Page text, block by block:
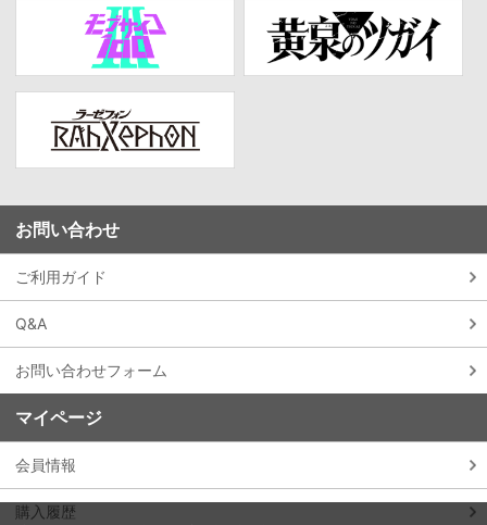
お問い合わせ
ご利用ガイド
Q&A
お問い合わせフォーム
マイページ
会員情報
購入履歴